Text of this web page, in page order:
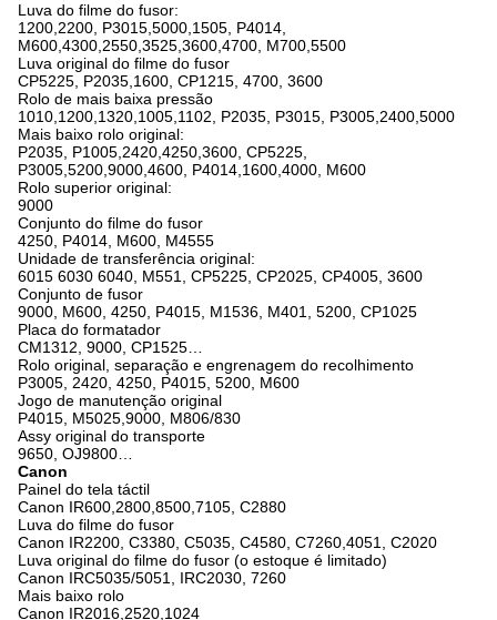
Luva do filme do fusor:
1200,2200, P3015,5000,1505, P4014,
M600,4300,2550,3525,3600,4700, M700,5500
Luva original do filme do fusor
CP5225, P2035,1600, CP1215, 4700, 3600
Rolo de mais baixa pressão
1010,1200,1320,1005,1102, P2035, P3015, P3005,2400,5000
Mais baixo rolo original:
P2035, P1005,2420,4250,3600, CP5225,
P3005,5200,9000,4600, P4014,1600,4000, M600
Rolo superior original:
9000
Conjunto do filme do fusor
4250, P4014, M600, M4555
Unidade de transferência original:
6015 6030 6040, M551, CP5225, CP2025, CP4005, 3600
Conjunto de fusor
9000, M600, 4250, P4015, M1536, M401, 5200, CP1025
Placa do formatador
CM1312, 9000, CP1525…
Rolo original, separação e engrenagem do recolhimento
P3005, 2420, 4250, P4015, 5200, M600
Jogo de manutenção original
P4015, M5025,9000, M806/830
Assy original do transporte
9650, OJ9800…
Canon
Painel do tela táctil
Canon IR600,2800,8500,7105, C2880
Luva do filme do fusor
Canon IR2200, C3380, C5035, C4580, C7260,4051, C2020
Luva original do filme do fusor (o estoque é limitado)
Canon IRC5035/5051, IRC2030, 7260
Mais baixo rolo
Canon IR2016,2520,1024